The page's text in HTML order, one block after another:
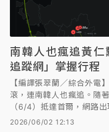
南韓人也瘋追黃
追蹤網」掌握行程
【編譯張翠蘭／綜合外電
滾，連南韓人也瘋追。隨
（6/4）抵達首爾，網路
韓境內行蹤的私人開發網
2026/06/02 12:13